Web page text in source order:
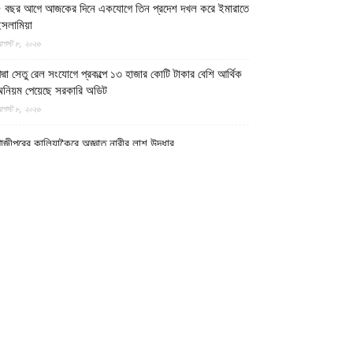
বছর আগে আজকের দিনে একযোগে তিন প্রদেশ দখল করে ইমারাতে
৮, ২০২৬
সেতু রেল সংযোগে প্রকল্পে ১৩ হাজার কোটি টাকার বেশি আর্থিক
পেয়েছে সরকারি অডিট
৮, ২০২৬
কালিয়াকৈরে অজ্ঞাত নারীর লাশ উদ্ধার